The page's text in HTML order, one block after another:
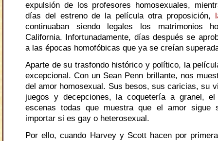
expulsión de los profesores homosexuales,
días del estreno de la película otra proposición,
continuaban siendo legales los matrimonios
California. Infortunadamente, días después se
a las épocas homofóbicas que ya se creían
Aparte de su trasfondo histórico y político, la
excepcional. Con un Sean Penn brillante, nos
del amor homosexual. Sus besos, sus caricias, su
juegos y decepciones, la coquetería a granel,
escenas todas que muestra que el amor sigue
importar si es gay o heterosexual.
Por ello, cuando Harvey y Scott hacen por